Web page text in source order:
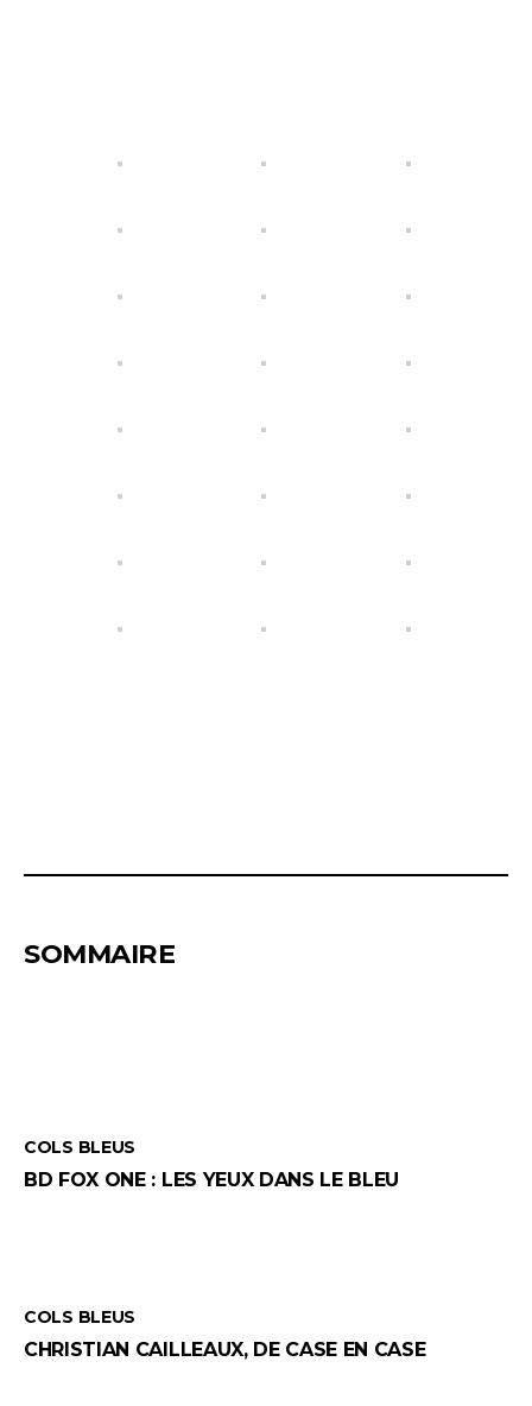
SOMMAIRE
COLS BLEUS
BD FOX ONE : LES YEUX DANS LE BLEU
COLS BLEUS
CHRISTIAN CAILLEAUX, DE CASE EN CASE